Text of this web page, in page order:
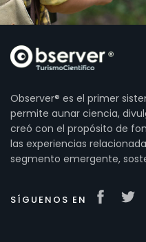
Observer® es el primer
permite aunar ciencia,
creó con el propósito de
las experiencias
segmento emergente,
SÍGUENOS EN